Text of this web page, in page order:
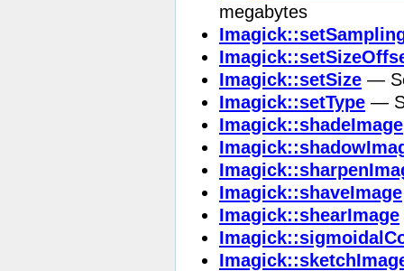
megabytes
Imagick::setSize —
Imagick::setType —
Imagick::shadeImage
Imagick::shaveImage
Imagick::shearImage